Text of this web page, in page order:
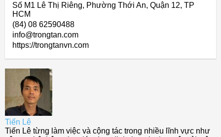
Số M1 Lê Thị Riêng, Phường Thới An, Quận 12, TP
HCM
(84) 08 62590488
info@trongtan.com
https://trongtanvn.com
Tiến Lê
Tiến Lê từng làm việc và cộng tác trong nhiều lĩnh vực như